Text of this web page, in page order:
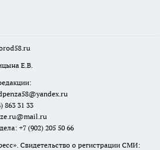
Е.В.
863 31 33
+7 (902) 205 50 66
Свидетельство о регистрации СМИ: